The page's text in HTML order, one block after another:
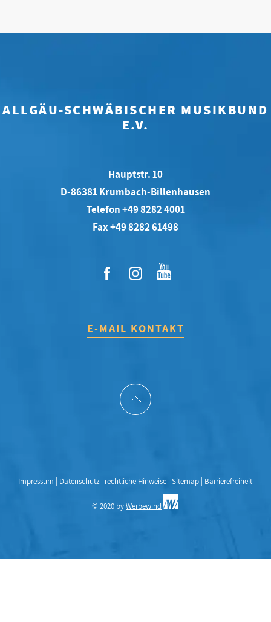
ALLGÄU-SCHWÄBISCHER MUSIKBUND
E.V.
Hauptstr. 10
D-86381 Krumbach-Billenhausen
Telefon +49 8282 4001
Fax +49 8282 61498
E-MAIL KONTAKT
Impressum Datenschutz rechtliche Hinweise |Sitemap Barrierefreiheit
© 2020 byWerbewind